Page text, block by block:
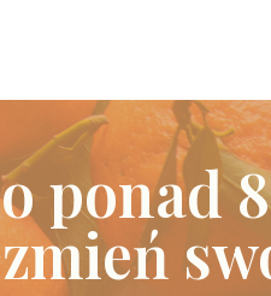
ponad